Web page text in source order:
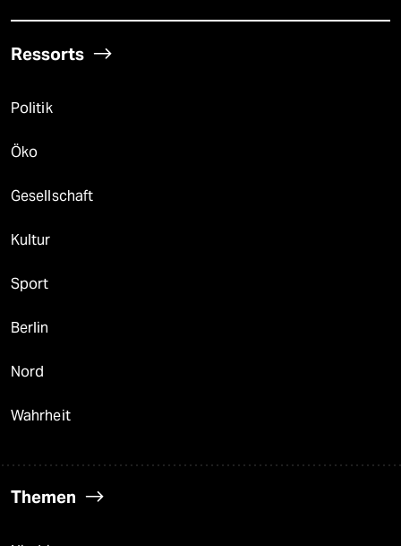
Ressorts
Politik
Öko
Gesellschaft
Kultur
Sport
Berlin
Nord
Wahrheit
Themen